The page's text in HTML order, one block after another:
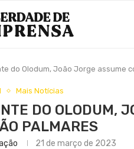
do Olodum, João Jorge assume
Mais Notícias
DO OLODUM,
PALMARES
21 de março de 2023